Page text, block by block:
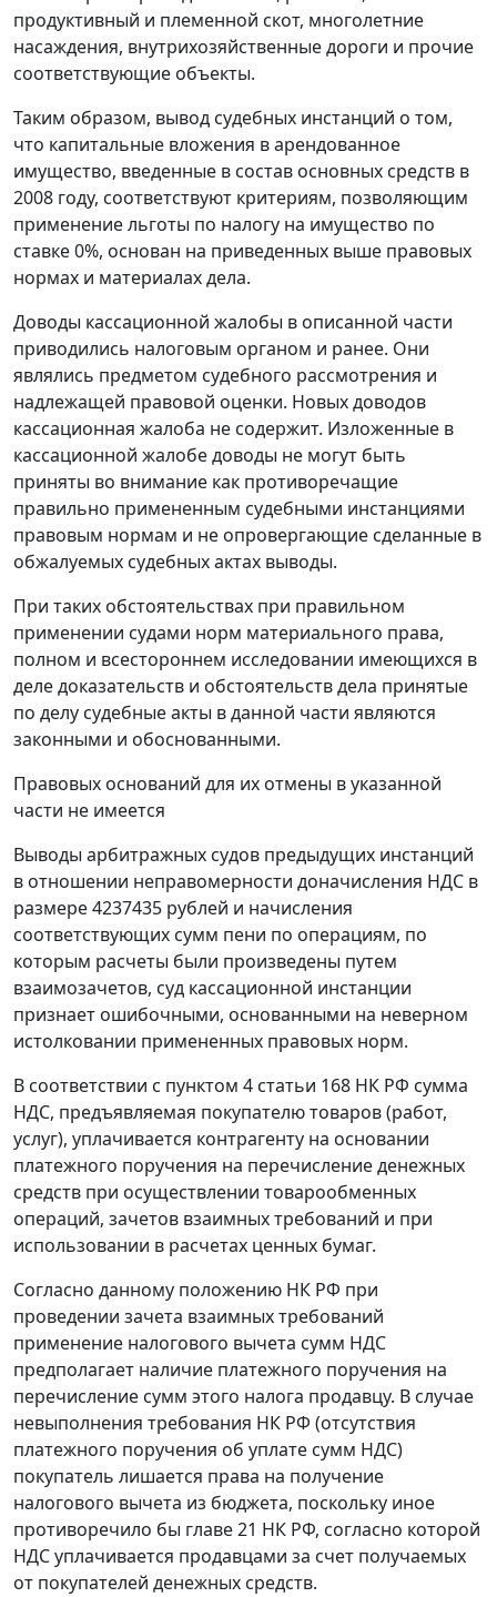
продуктивный и племенной скот, многолетние
насаждения, внутрихозяйственные дороги и прочие
соответствующие объекты.
Таким образом, вывод судебных инстанций о том,
что капитальные вложения в арендованное
имущество, введенные в состав основных средств в
2008 году, соответствуют критериям, позволяющим
применение льготы по налогу на имущество по
ставке 0%, основан на приведенных выше правовых
нормах и материалах дела.
Доводы кассационной жалобы в описанной части
приводились налоговым органом и ранее. Они
являлись предметом судебного рассмотрения и
надлежащей правовой оценки. Новых доводов
кассационная жалоба не содержит. Изложенные в
кассационной жалобе доводы не могут быть
приняты во внимание как противоречащие
правильно примененным судебными инстанциями
правовым нормам и не опровергающие сделанные в
обжалуемых судебных актах выводы.
При таких обстоятельствах при правильном
применении судами норм материального права,
полном и всестороннем исследовании имеющихся в
деле доказательств и обстоятельств дела принятые
по делу судебные акты в данной части являются
законными и обоснованными.
Правовых оснований для их отмены в указанной
части не имеется
Выводы арбитражных судов предыдущих инстанций
в отношении неправомерности доначисления НДС в
размере 4237435 рублей и начисления
соответствующих сумм пени по операциям, по
которым расчеты были произведены путем
взаимозачетов, суд кассационной инстанции
признает ошибочными, основанными на неверном
истолковании примененных правовых норм.
В соответствии с пунктом 4 статьи 168 НК РФ сумма
НДС, предъявляемая покупателю товаров (работ,
услуг), уплачивается контрагенту на основании
платежного поручения на перечисление денежных
средств при осуществлении товарообменных
операций, зачетов взаимных требований и при
использовании в расчетах ценных бумаг.
Согласно данному положению НК РФ при
проведении зачета взаимных требований
применение налогового вычета сумм НДС
предполагает наличие платежного поручения на
перечисление сумм этого налога продавцу. В случае
невыполнения требования НК РФ (отсутствия
платежного поручения об уплате сумм НДС)
покупатель лишается права на получение
налогового вычета из бюджета, поскольку иное
противоречило бы главе 21 НК РФ, согласно которой
НДС уплачивается продавцами за счет получаемых
от покупателей денежных средств.